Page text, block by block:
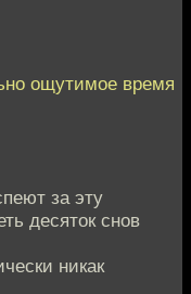
ощутимое время
за эту
десяток снов
никак